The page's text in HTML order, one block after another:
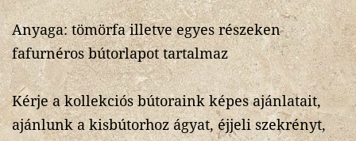
Anyaga: tömörfa illetve egyes részeken
fafurnéros bútorlapot tartalmaz
Kérje a kollekciós bútoraink képes ajánlatait,
ajánlunk a kisbútorhoz ágyat, éjjeli szekrényt,